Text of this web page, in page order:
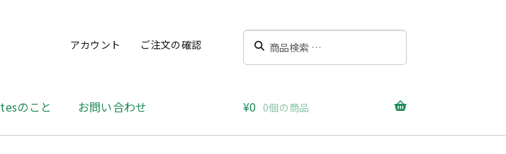
アカウント ご注文の確認
検
対
検
のこと お問い合わせ ¥0 0個の商品